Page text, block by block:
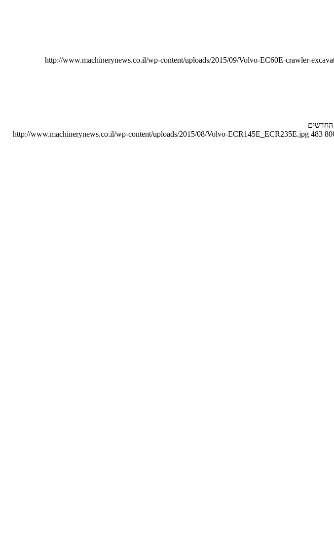
http://www.machinerynews.co.il/wp-content/uploads/2015/09/Volvo-EC60E-crawler-
http://www.machinerynews.co.il/wp-content/uploads/2015/08/Volvo-ECR145E_ECR235E.jpg 483